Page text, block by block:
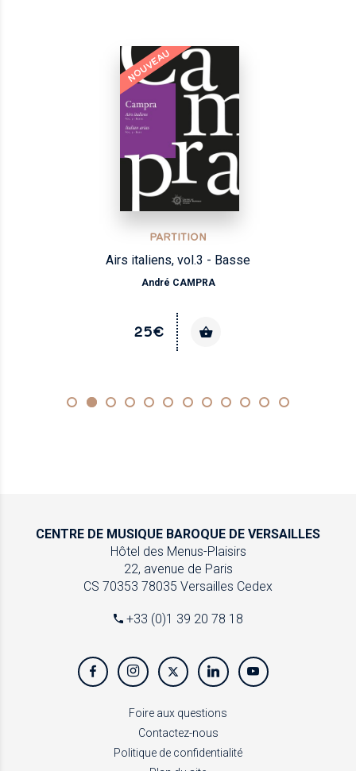
NOUVEAU
PARTITION
Airs italiens, vol.3 - Basse
André CAMPRA
25€
CENTRE DE MUSIQUE BAROQUE DE VERSAILLES
Hôtel des Menus-Plaisirs
22, avenue de Paris
CS 70353 78035 Versailles Cedex
+33 (0)1 39 20 78 18
Foire aux questions
Contactez-nous
Politique de confidentialité